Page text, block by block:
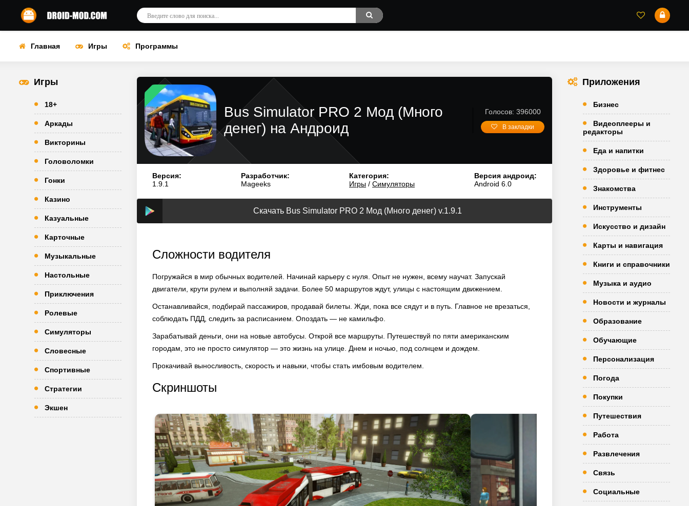
Главная Игры Программы
Игры
18+
Аркады
Викторины
Головоломки
Гонки
Казино
Казуальные
Карточные
Музыкальные
Настольные
Приключения
Ролевые
Симуляторы
Словесные
Спортивные
Стратегии
Экшен
Bus Simulator PRO 2 Мод (Много
денег) на Андроид
Голосов: 396000
В закладки
Версия:
1.9.1
Разработчик:
Mageeks
Категория:
Игры / Симуляторы
Версия андроид:
Android 6.0
Скачать Bus Simulator PRO 2 Мод (Много денег) v.1.9.1
Сложности водителя
Погружайся в мир обычных водителей. Начинай карьеру с нуля. Опыт не нужен, всему научат. Запускай
двигатели, крути рулем и выполняй задачи. Более 50 маршрутов ждут, улицы с настоящим движением.
Останавливайся, подбирай пассажиров, продавай билеты. Жди, пока все сядут и в путь. Главное не врезаться,
соблюдать ПДД, следить за расписанием. Опоздать — не камильфо.
Зарабатывай деньги, они на новые автобусы. Открой все маршруты. Путешествуй по пяти американским
городам, это не просто симулятор — это жизнь на улице. Днем и ночью, под солнцем и дождем.
Прокачивай выносливость, скорость и навыки, чтобы стать имбовым водителем.
Скриншоты
Приложения
Бизнес
Видеоплееры и
редакторы
Еда и напитки
Здоровье и фитнес
Знакомства
Инструменты
Искусство и дизайн
Карты и навигация
Книги и справочники
Музыка и аудио
Новости и журналы
Образование
Обучающие
Персонализация
Погода
Покупки
Путешествия
Работа
Развлечения
Связь
Социальные